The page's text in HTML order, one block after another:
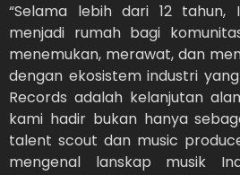
“Selama lebih dari 12 tahun,
menjadi rumah bagi
menemukan, merawat, dan
dengan ekosistem industri
Records adalah kelanjutan
kami hadir bukan hanya
talent scout dan music
mengenal lanskap musik